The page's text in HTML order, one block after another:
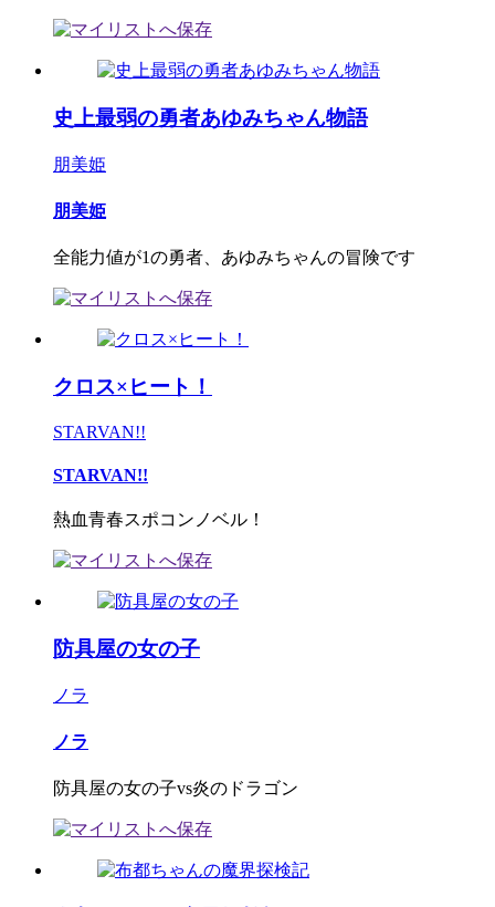
史上最弱の勇者あゆみちゃん物語
朋美姫
朋美姫
全能力値が1の勇者、あゆみちゃんの冒険です
クロス×ヒート！
STARVAN!!
STARVAN!!
熱血青春スポコンノベル！
防具屋の女の子
ノラ
ノラ
防具屋の女の子vs炎のドラゴン